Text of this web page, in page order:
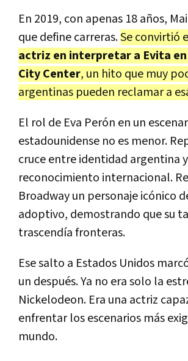
En 2019, con apenas 18 años,
que define carreras.Se convirtió
actriz en interpretar a Evita
City Center, un hito que muy
argentinas pueden reclamar a
El rol de Eva Perón en un
estadounidense no es menor.
cruce entre identidad argentina y
reconocimiento internacional.
Broadway un personaje icónico
adoptivo, demostrando que su
trascendía fronteras.
Ese salto a Estados Unidos
un después. Ya no era solo la
Nickelodeon. Era una actriz
enfrentar los escenarios más
mundo.